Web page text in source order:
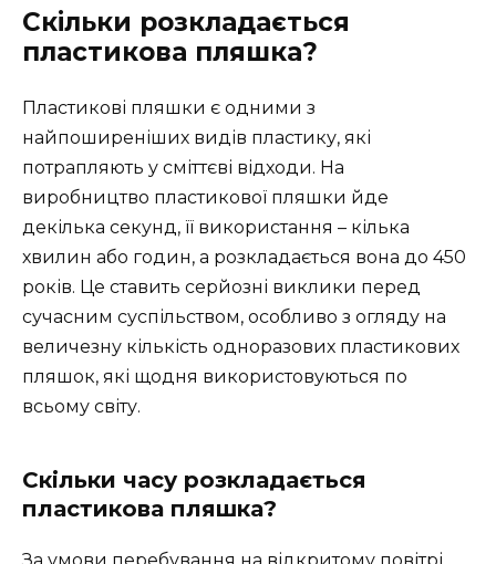
Скільки розкладається
пластикова пляшка?
Пластикові пляшки є одними з
найпоширеніших видів пластику, які
потрапляють у сміттєві відходи. На
виробництво пластикової пляшки йде
декілька секунд, її використання – кілька
хвилин або годин, а розкладається вона до 450
років. Це ставить серйозні виклики перед
сучасним суспільством, особливо з огляду на
величезну кількість одноразових пластикових
пляшок, які щодня використовуються по
всьому світу.
Скільки часу розкладається
пластикова пляшка?